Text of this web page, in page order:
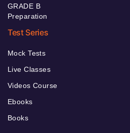
GRADE B
Preparation
Test Series
Mock Tests
Live Classes
Videos Course
Ebooks
Books